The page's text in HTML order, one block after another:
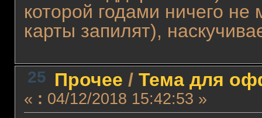
которой годами ничего
карты запилят),
25 Прочее / Тема для
« : 04/12/2018 15:42:53 »